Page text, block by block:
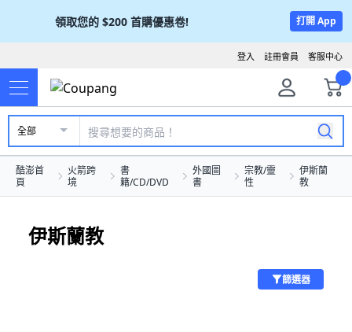
領取您的 $200 首購優惠卷! 打開 App
客服中心
註冊會員
登入
全部
酷澎首
頁
火箭跨
境
書
籍/CD/DVD
外國圖
書
宗教/靈
性
伊斯蘭
教
伊斯蘭教
篩選器